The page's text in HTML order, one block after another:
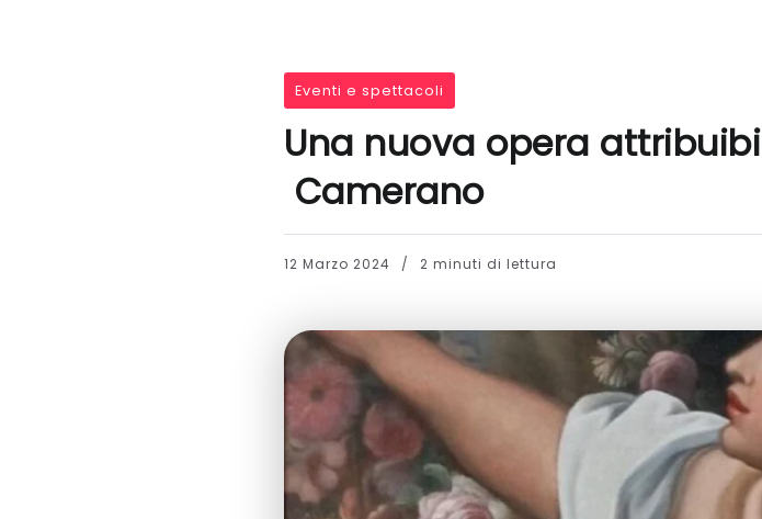
Eventi e spettacoli
Una nuova opera
Camerano
12 Marzo 2024 2 minuti di lettura